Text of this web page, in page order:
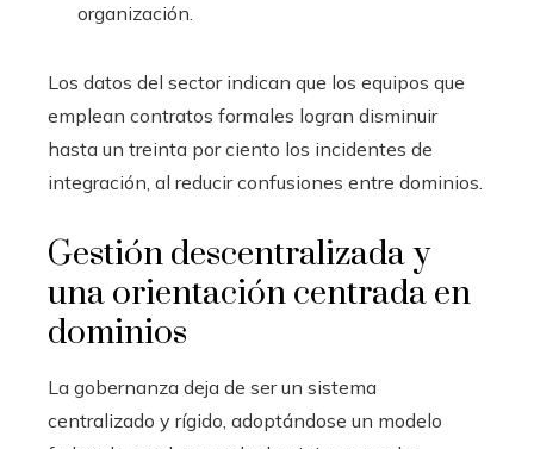
organización.
Los datos del sector indican que los equipos que
emplean contratos formales logran disminuir
hasta un treinta por ciento los incidentes de
integración, al reducir confusiones entre dominios.
Gestión descentralizada y
una orientación centrada en
dominios
La gobernanza deja de ser un sistema
centralizado y rígido, adoptándose un modelo